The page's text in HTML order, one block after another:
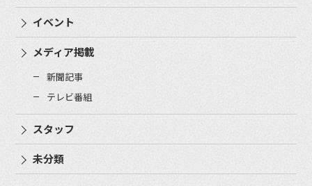
イベント
メディア掲載
新聞記事
テレビ番組
スタッフ
未分類